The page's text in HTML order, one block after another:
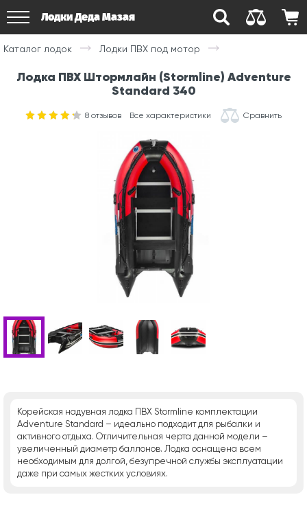
Лодки Деда Мазая
Каталог лодок Лодки ПВХ под мотор
Лодка ПВХ Штормлайн (Stormline) Adventure
Standard 340
8 отзывов Все характеристики Сравнить
Корейская надувная лодка ПВХ Stormline комплектации
Adventure Standard – идеально подходит для рыбалки и
активного отдыха. Отличительная черта данной модели –
увеличенный диаметр баллонов. Лодка оснащена всем
необходимым для долгой, безупречной службы эксплуатации
даже при самых жестких условиях.